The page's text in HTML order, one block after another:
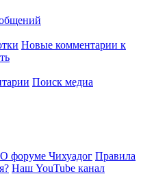
Новые комментарии к
Поиск медиа
О форуме Чихуадог Правила
Наш YouTube канал